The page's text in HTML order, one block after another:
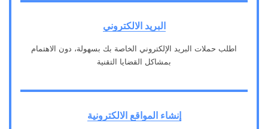
البريد الالكتروني
اطلب حملات البريد الإلكتروني الخاصة بك بسهولة، دون الاهتمام
بمشاكل القضايا التقنية
إنشاء المواقع الالكترونية